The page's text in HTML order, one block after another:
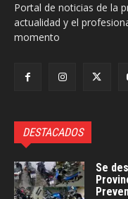
Portal de noticias de la
actualidad y el
momento
DESTACADOS
Se